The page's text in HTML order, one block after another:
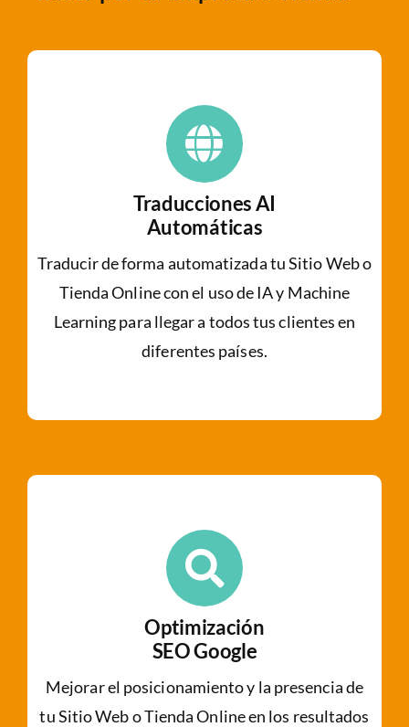
Traducciones AI
Automáticas
Traducir de forma automatizada tu Sitio Web o
Tienda Online con el uso de IA y Machine
Learning para llegar a todos tus clientes en
diferentes países.
Optimización
SEO Google
Mejorar el posicionamiento y la presencia de
tu Sitio Web o Tienda Online en los resultados